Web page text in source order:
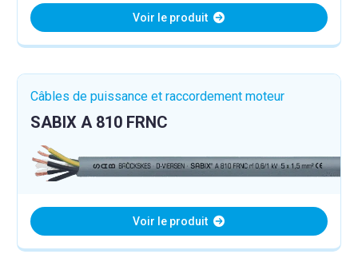
Voir le produit
Câbles de puissance et raccordement moteur
SABIX A 810 FRNC
Voir le produit